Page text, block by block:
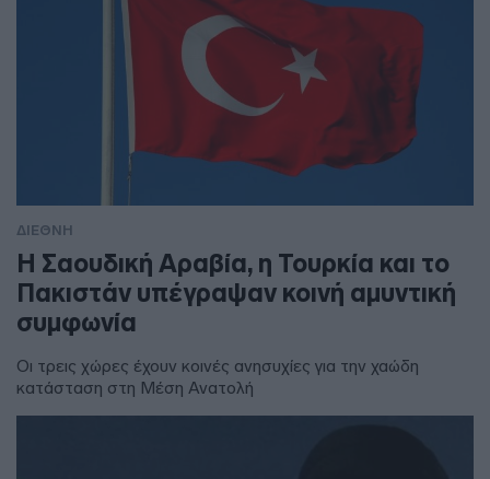
ΔΙΕΘΝΗ
Η Σαουδική Αραβία, η Τουρκία και το
Πακιστάν υπέγραψαν κοινή αμυντική
συμφωνία
Οι τρεις χώρες έχουν κοινές ανησυχίες για την χαώδη
κατάσταση στη Μέση Ανατολή